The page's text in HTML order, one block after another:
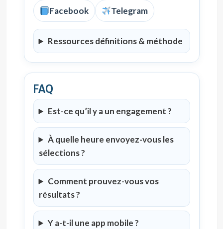
Facebook Telegram
Ressources définitions & méthode
FAQ
Est-ce qu’il y a un engagement ?
À quelle heure envoyez-vous les
sélections ?
Comment prouvez-vous vos
résultats ?
Y a-t-il une app mobile ?